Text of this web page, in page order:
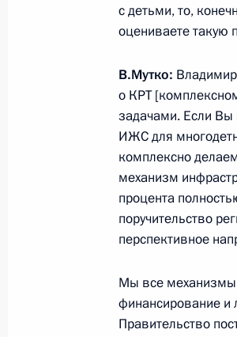
Заседание
2 июня 2015 года,
Заседание
9 октября 2014 года,
Встреча с
16 июня 2014 года,
Заседание
с детьми, то,
оцениваете такую
В.Мутко:
о КРТ
задачами. Если Вы
ИЖС для
комплексно
механизм
процента
поручительство
перспективное
Мы все механизмы
финансирование и
Правительство